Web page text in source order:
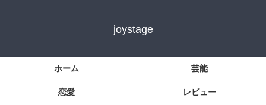
joystage
ホーム 芸能
恋愛 レビュー